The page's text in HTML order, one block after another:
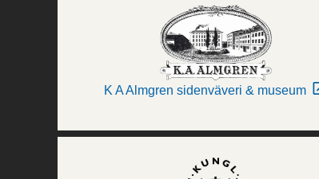
K A Almgren sidenväveri & museum